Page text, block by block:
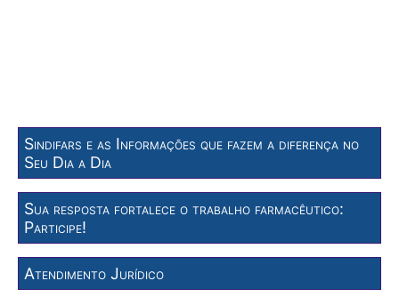
Sindifars e as Informações que fazem a diferença no
Seu Dia a Dia
Sua resposta fortalece o trabalho farmacêutico:
Participe!
Atendimento Jurídico